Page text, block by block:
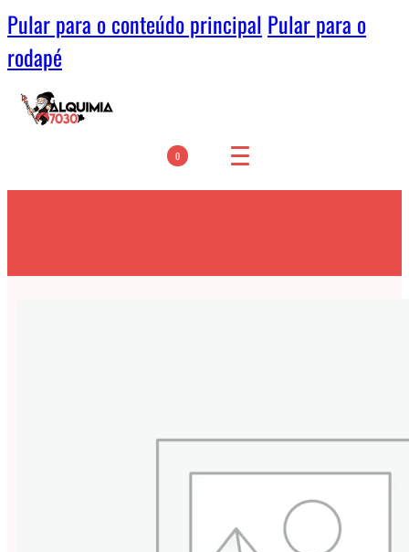
Pular para o conteúdo principal Pular para o
rodapé
0